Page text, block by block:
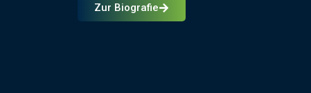
Zur Biografie